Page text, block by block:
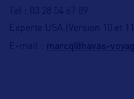
Tel : 03 28 04 67 89
Experte USA (Version 10 et
E-mail : marcq@havas-